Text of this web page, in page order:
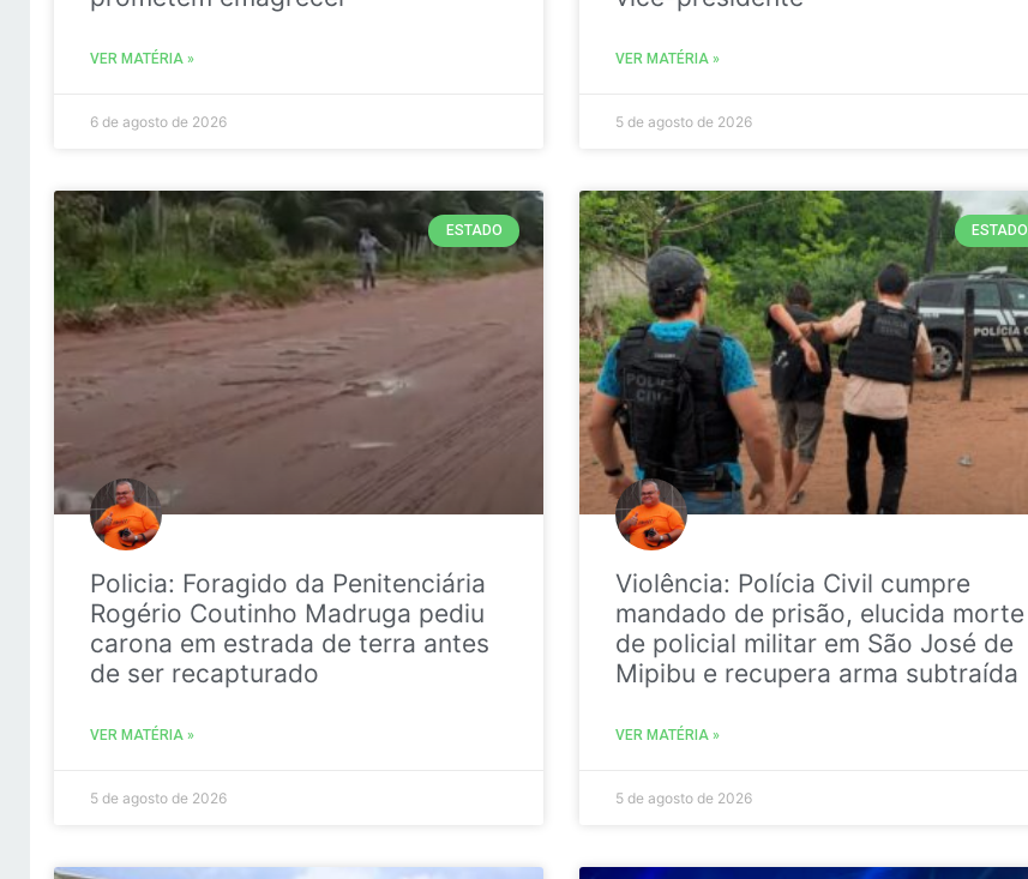
VER MATÉRIA »
6 de agosto de 2026
VER MATÉRIA »
5 de agosto de 2026
ESTADO
Policia: Foragido da Penitenciária
Rogério Coutinho Madruga pediu
carona em estrada de terra antes
de ser recapturado
VER MATÉRIA »
5 de agosto de 2026
ESTADO
Violência: Polícia Civil cumpre
mandado de prisão, elucida morte
de policial militar em São José de
Mipibu e recupera arma subtraída
VER MATÉRIA »
5 de agosto de 2026